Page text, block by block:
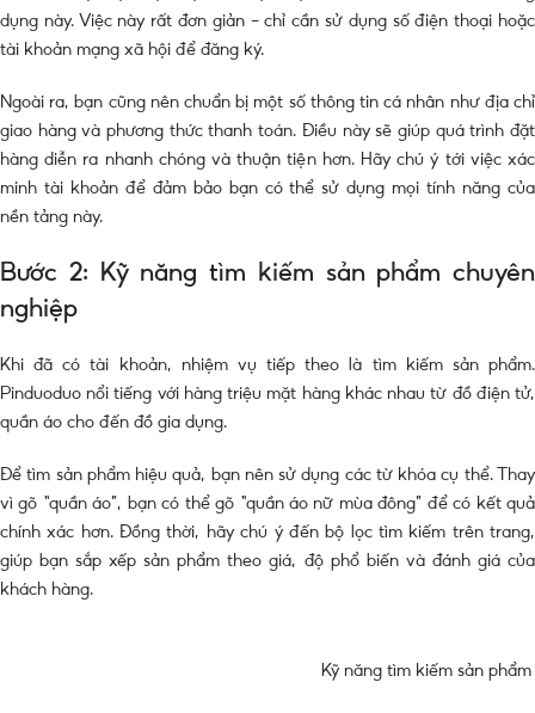
dụng này. Việc này rất đơn giản – chỉ cần sử dụng số điện thoại hoặc
tài khoản mạng xã hội để đăng ký.
Ngoài ra, bạn cũng nên chuẩn bị một số thông tin cá nhân như địa chỉ
giao hàng và phương thức thanh toán. Điều này sẽ giúp quá trình đặt
hàng diễn ra nhanh chóng và thuận tiện hơn. Hãy chú ý tới việc xác
minh tài khoản để đảm bảo bạn có thể sử dụng mọi tính năng của
nền tảng này.
Bước 2: Kỹ năng tìm kiếm sản phẩm chuyên
nghiệp
Khi đã có tài khoản, nhiệm vụ tiếp theo là tìm kiếm sản phẩm.
Pinduoduo nổi tiếng với hàng triệu mặt hàng khác nhau từ đồ điện tử,
quần áo cho đến đồ gia dụng.
Để tìm sản phẩm hiệu quả, bạn nên sử dụng các từ khóa cụ thể. Thay
vì gõ “quần áo”, bạn có thể gõ “quần áo nữ mùa đông” để có kết quả
chính xác hơn. Đồng thời, hãy chú ý đến bộ lọc tìm kiếm trên trang,
giúp bạn sắp xếp sản phẩm theo giá, độ phổ biến và đánh giá của
khách hàng.
Kỹ năng tìm kiếm sản